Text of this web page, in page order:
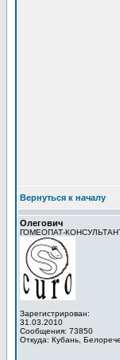
Вернуться к началу
Олегович
ГОМЕОПАТ-
Зарегистрирован:
31.03.2010
Сообщения: 73850
Откуда: Кубань,